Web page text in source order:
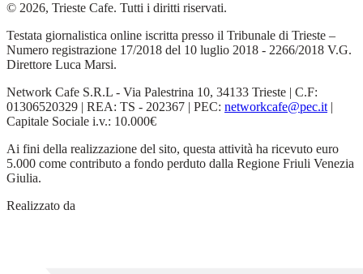
© 2026, Trieste Cafe. Tutti i diritti riservati.
Testata giornalistica online iscritta presso il Tribunale di Trieste –
Numero registrazione 17/2018 del 10 luglio 2018 - 2266/2018 V.G.
Direttore Luca Marsi.
Network Cafe S.R.L - Via Palestrina 10, 34133 Trieste | C.F:
01306520329 | REA: TS - 202367 | PEC: networkcafe@pec.it |
Capitale Sociale i.v.: 10.000€
Ai fini della realizzazione del sito, questa attività ha ricevuto euro
5.000 come contributo a fondo perduto dalla Regione Friuli Venezia
Giulia.
Realizzato da